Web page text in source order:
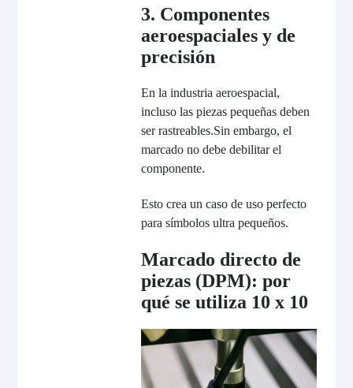
3. Componentes
aeroespaciales y de
precisión
En la industria aeroespacial,
incluso las piezas pequeñas deben
ser rastreables.Sin embargo, el
marcado no debe debilitar el
componente.
Esto crea un caso de uso perfecto
para símbolos ultra pequeños.
Marcado directo de
piezas (DPM): por
qué se utiliza 10 x 10